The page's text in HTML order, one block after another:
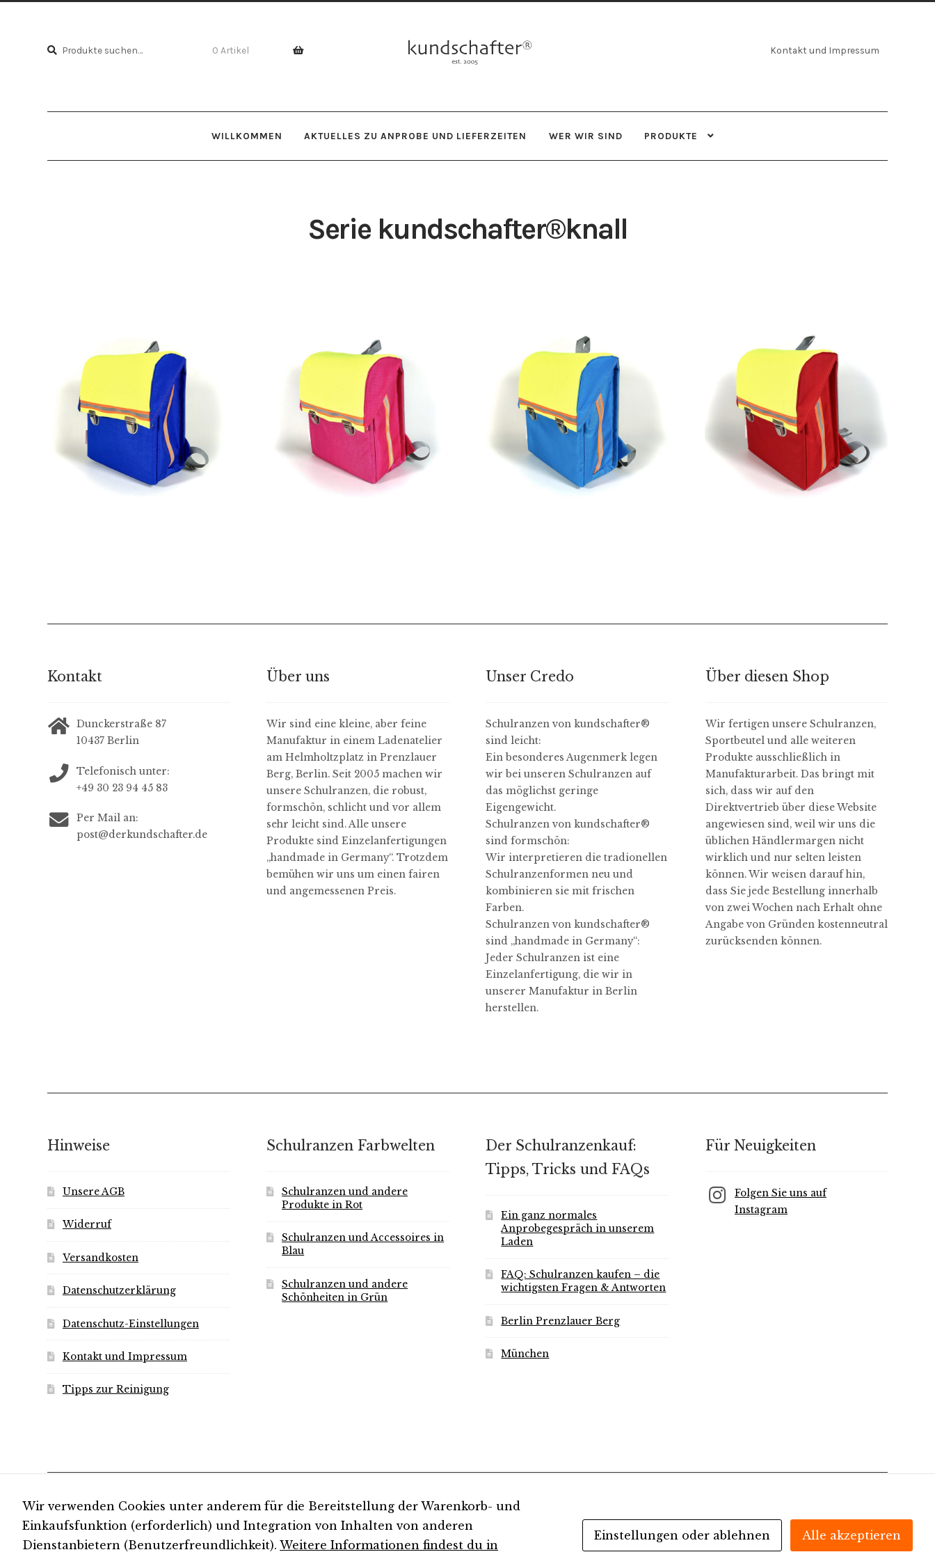
Suche
Suche
0 Artikel Kontakt und Impressum
WILLKOMMEN AKTUELLES ZU ANPROBE UND LIEFERZEITEN WER WIR SIND PRODUKTE
Serie kundschafter®knall
269,00€ 269,00€ 269,00€ 269,00€
Kontakt
Dunckerstraße 87
10437 Berlin
Telefonisch unter:
+49 30 23 94 45 83
Per Mail an:
post@derkundschafter.de
Über uns
Wir sind eine kleine, aber feine
Manufaktur in einem Ladenatelier
am Helmholtzplatz in Prenzlauer
Berg, Berlin. Seit 2005 machen wir
unsere Schulranzen, die robust,
formschön, schlicht und vor allem
sehr leicht sind. Alle unsere
Produkte sind Einzelanfertigungen
„handmade in Germany“. Trotzdem
bemühen wir uns um einen fairen
und angemessenen Preis.
Unser Credo
Schulranzen von kundschafter​®
sind leicht:
Ein besonderes Augenmerk legen
wir bei unseren Schulranzen auf
das möglichst geringe
Eigengewicht.
Schulranzen von kundschafter​®
sind formschön:
Wir interpretieren die tradionellen
Schulranzenformen neu und
kombinieren sie mit frischen
Farben.
Schulranzen von kundschafter​®
sind „handmade in Germany“:
Jeder Schulranzen ist eine
Einzelanfertigung, die wir in
unserer Manufaktur in Berlin
herstellen.
Über diesen Shop
Wir fertigen unsere Schulranzen,
Sportbeutel und alle weiteren
Produkte ausschließlich in
Manufakturarbeit. Das bringt mit
sich, dass wir auf den
Direktvertrieb über diese Website
angewiesen sind, weil wir uns die
üblichen Händlermargen nicht
wirklich und nur selten leisten
können. Wir weisen darauf hin,
dass Sie jede Bestellung innerhalb
von zwei Wochen nach Erhalt ohne
Angabe von Gründen kostenneutral
zurücksenden können.
Hinweise
Unsere AGB
Widerruf
Versandkosten
Datenschutzerklärung
Datenschutz-Einstellungen
Kontakt und Impressum
Tipps zur Reinigung
Schulranzen Farbwelten
Schulranzen und andere
Produkte in Rot
Schulranzen und Accessoires in
Blau
Schulranzen und andere
Schönheiten in Grün
Der Schulranzenkauf:
Tipps, Tricks und FAQs
Ein ganz normales
Anprobegespräch in unserem
Laden
FAQ: Schulranzen kaufen – die
wichtigsten Fragen & Antworten
Berlin Prenzlauer Berg
München
Für Neuigkeiten
Folgen Sie uns auf
Instagram
© kundschafter® 2026
Wir verwenden Cookies unter anderem für die Bereitstellung der Warenkorb- und
Einkaufsfunktion (erforderlich) und Integration von Inhalten von anderen
Dienstanbietern (Benutzerfreundlichkeit). Weitere Informationen findest du in
Einstellungen oder ablehnen Alle akzeptieren